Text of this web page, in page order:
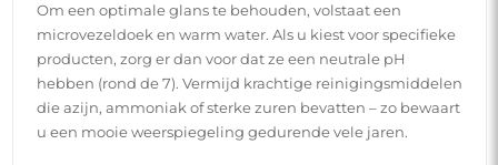
Om een optimale glans te behouden, volstaat een
microvezeldoek en warm water. Als u kiest voor specifieke
producten, zorg er dan voor dat ze een neutrale pH
hebben (rond de 7). Vermijd krachtige reinigingsmiddelen
die azijn, ammoniak of sterke zuren bevatten – zo bewaart
u een mooie weerspiegeling gedurende vele jaren.